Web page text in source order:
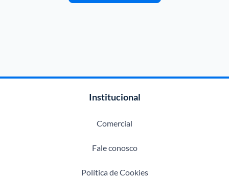
Institucional
Comercial
Fale conosco
Política de Cookies